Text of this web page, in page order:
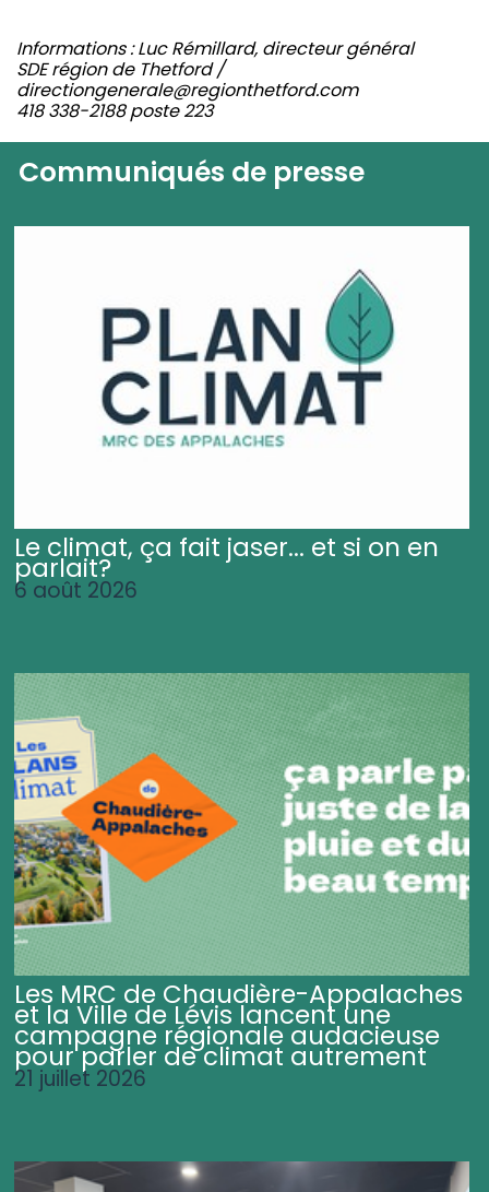
Informations : Luc Rémillard, directeur général
SDE région de Thetford /
directiongenerale@regionthetford.com
418 338-2188 poste 223
Communiqués de presse
Le climat, ça fait jaser... et si on en
parlait?
6 août 2026
Les MRC de Chaudière-Appalaches
et la Ville de Lévis lancent une
campagne régionale audacieuse
pour parler de climat autrement
21 juillet 2026